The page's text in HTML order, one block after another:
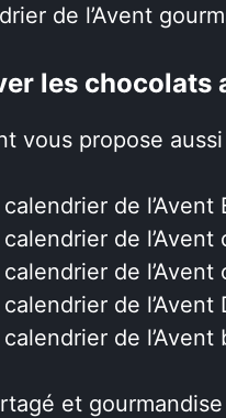
de l’Avent
les chocolats
vous propose
calendrier de
calendrier de
calendrier de
calendrier de
calendrier de
et